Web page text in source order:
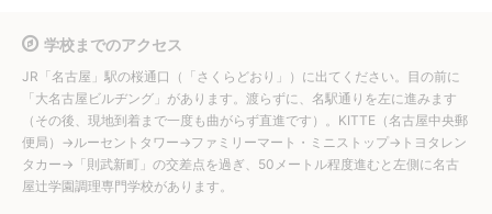
学校までのアクセス
JR「名古屋」駅の桜通口（「さくらどおり」）に出てください。目の前に
「大名古屋ビルヂング」があります。渡らずに、名駅通りを左に進みます
（その後、現地到着まで一度も曲がらず直進です）。 KITTE （名古屋中央郵
便局）→ルーセントタワー→ファミリーマート・ミニストップ→トヨタレン
タカー→「則武新町」の交差点を過ぎ、50メートル程度進むと左側に名古
屋辻学園調理専門学校があります。